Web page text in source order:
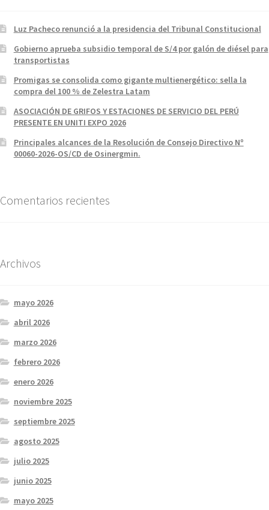
Luz Pacheco renunció a la presidencia del Tribunal Constitucional
Gobierno aprueba subsidio temporal de S/4 por galón de diésel para
transportistas
Promigas se consolida como gigante multienergético: sella la
compra del 100 % de Zelestra Latam
ASOCIACIÓN DE GRIFOS Y ESTACIONES DE SERVICIO DEL PERÚ
PRESENTE EN UNITI EXPO 2026
Principales alcances de la Resolución de Consejo Directivo Nº
00060-2026-OS/CD de Osinergmin.
Comentarios recientes
Archivos
mayo 2026
abril 2026
marzo 2026
febrero 2026
enero 2026
noviembre 2025
septiembre 2025
agosto 2025
julio 2025
junio 2025
mayo 2025